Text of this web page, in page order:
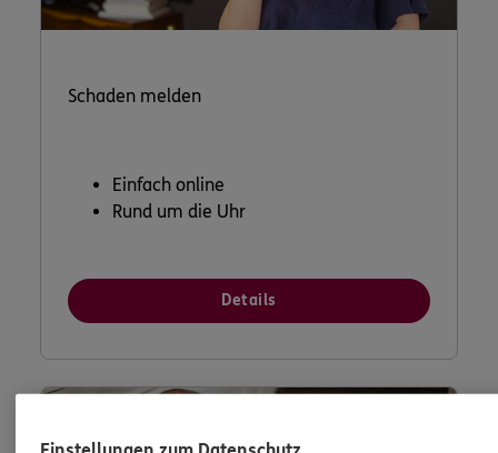
Schaden melden
Einfach online
Rund um die Uhr
Details